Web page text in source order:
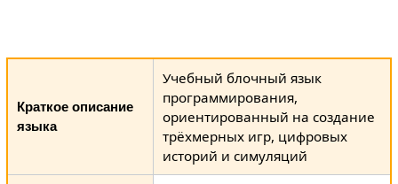
Краткое описание
языка
Учебный блочный язык
программирования,
ориентированный на создание
трёхмерных игр, цифровых
историй и симуляций